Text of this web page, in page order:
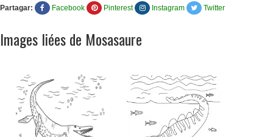
Partagar: Facebook Pinterest Instagram Twitter
Images liées de Mosasaure